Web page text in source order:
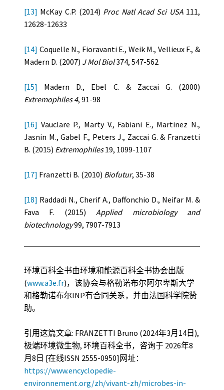
[13] McKay C.P. (2014) Proc Natl Acad Sci USA111,
12628-12633
[14] Coquelle N., Fioravanti E., Weik M., Vellieux F., &
Madern D. (2007) J Mol Biol374, 547-562
[15] Madern D., Ebel C. & Zaccai G. (2000)
Extremophiles 4, 91-98
[16] Vauclare P., Marty V., Fabiani E., Martinez N.,
Jasnin M., Gabel F., Peters J., Zaccai G. & Franzetti
B. (2015) Extremophiles19, 1099-1107
[17] Franzetti B. (2010) Biofutur, 35-38
[18] Raddadi N., Cherif A., Daffonchio D., Neifar M. &
Fava F. (2015)Applied microbiology and
biotechnology99, 7907-7913
环境百科全书由环境和能源百科全书协会出版
(www.a3e.fr)，该协会与格勒诺布尔阿尔卑斯大学
和格勒诺布尔INP有合同关系，并由法国科学院赞
助。
引用这篇文章: FRANZETTI Bruno (2024年3月14日),
极端环境微生物, 环境百科全书，咨询于 2026年8
月8日 [在线ISSN 2555-0950]网址：
https://www.encyclopedie-
environnement.org/zh/vivant-zh/microbes-in-